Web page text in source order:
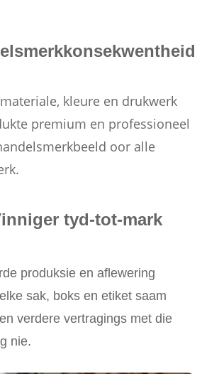
kleure en drukwerk
premium en professioneel
oor alle
tyd-tot-mark
produksie en aflewering
sak, boks en etiket saam
verdere vertragings met die
nie.